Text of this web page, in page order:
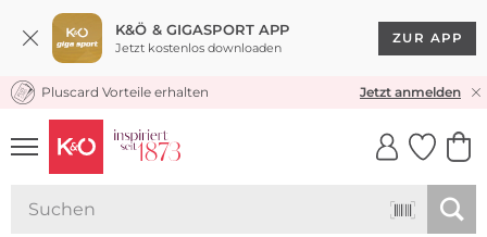
K&Ö & GIGASPORT APP
Jetzt kostenlos downloaden
ZUR APP
KOSTENLOSER VERSAND* & RÜCKVERSAND
Pluscard Vorteile erhalten Jetzt anmelden
UNSERE APP
CLICK &